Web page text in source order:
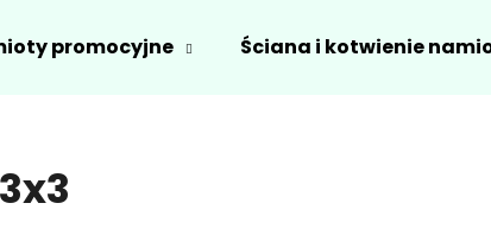
promocyjne Ściana i kotwienie